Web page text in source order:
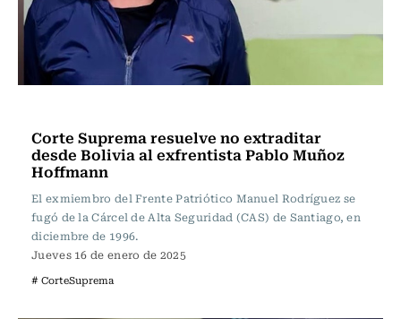
Corte Suprema resuelve no extraditar
desde Bolivia al exfrentista Pablo Muñoz
Hoffmann
El exmiembro del Frente Patriótico Manuel Rodríguez se
fugó de la Cárcel de Alta Seguridad (CAS) de Santiago, en
diciembre de 1996.
Jueves 16 de enero de 2025
# CorteSuprema